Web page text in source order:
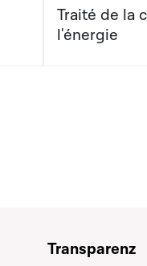
Traité de la
l'énergie
Transparenz